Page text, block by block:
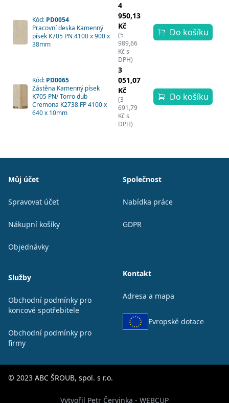
Kód: PD0054
Pracovní deska Kamenný
písek K705 PN 4100 x 900 x
38mm
4
950,13
Kč
(5
989,66
Kč s
DPH)
Do košíku
Kód: PD0065
Zástěna Kamenný písek
K705 PN/ Torro dub
Cremona K2738 FP 4100 x
640 x 10mm
3
051,07
Kč
(3
691,79
Kč s
DPH)
Do košíku
Můj účet
Spravovat účet
Nákupní košíky
Objednávky
Služby
Obchodní podmínky pro
koncové spotřebitele
Obchodní podmínky pro
firmy
Společnost
Nabídka práce
GDPR
Kontakt
Adresa a mapa
Evropské dotace
© 2023 ABC ŠROUB, spol. s r.o.
Vytvořil Petr Červinka - WEBCUP